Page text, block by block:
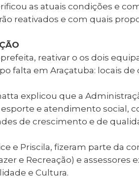
as atuais condições e
reativados e com quais
prefeita, reativar o os dois
falta em Araçatuba: locais de
explicou que a
e atendimento social,
de crescimento e de
e Priscila, fizeram parte da
e Recreação) e assessores
e Cultura.